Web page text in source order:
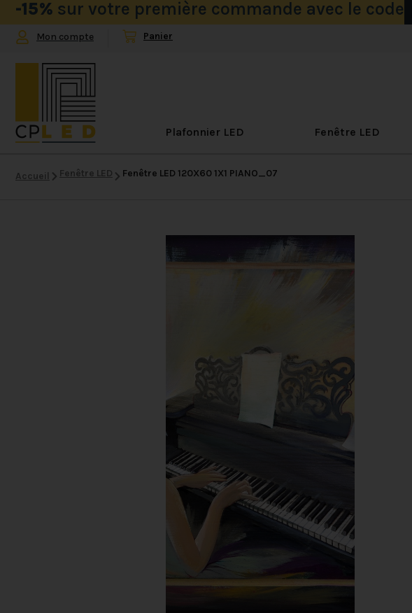
-15% sur votre première commande avec le code
Mon compte
Plafonnier LED Fenêtre LED
Accueil Fenêtre LED Fenêtre LED 120X60 1X1 PIANO_07